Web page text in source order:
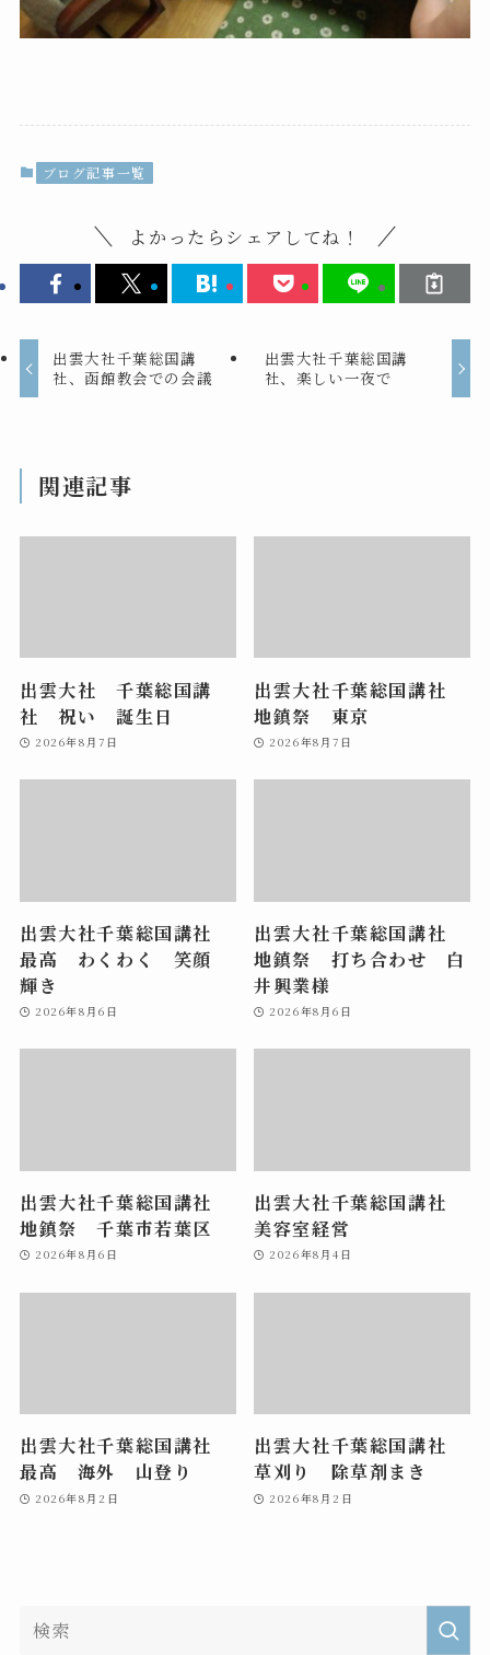
ブログ記事一覧
よかったらシェアしてね！
出雲大社千葉総国講
社、函館教会での会議
出雲大社千葉総国講
社、楽しい一夜で
関連記事
出雲大社 千葉総国講
社 祝い 誕生日
2026年8月7日
出雲大社千葉総国講社
地鎮祭 東京
2026年8月7日
出雲大社千葉総国講社
最高 わくわく 笑顔
輝き
2026年8月6日
出雲大社千葉総国講社
地鎮祭 打ち合わせ 白
井興業様
2026年8月6日
出雲大社千葉総国講社
地鎮祭 千葉市若葉区
2026年8月6日
出雲大社千葉総国講社
美容室経営
2026年8月4日
出雲大社千葉総国講社
最高 海外 山登り
2026年8月2日
出雲大社千葉総国講社
草刈り 除草剤まき
2026年8月2日